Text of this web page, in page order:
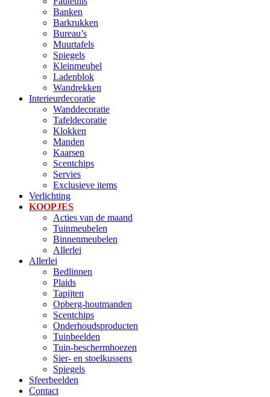
Banken
Barkrukken
Bureau’s
Muurtafels
Spiegels
Kleinmeubel
Ladenblok
Wandrekken
Interieurdecoratie
Wanddecoratie
Tafeldecoratie
Klokken
Manden
Kaarsen
Scentchips
Servies
Exclusieve items
Verlichting
KOOPJES
Acties van de maand
Tuinmeubelen
Binnenmeubelen
Allerlei
Allerlei
Bedlinnen
Plaids
Tapijten
Opberg-houtmanden
Scentchips
Onderhoudsproducten
Tuinbeelden
Tuin-beschermhoezen
Sier- en stoelkussens
Spiegels
Sfeerbeelden
Contact